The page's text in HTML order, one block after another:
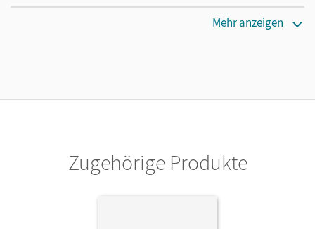
Cornelsen Verlag
Mehr anzeigen
Zugehörige Produkte